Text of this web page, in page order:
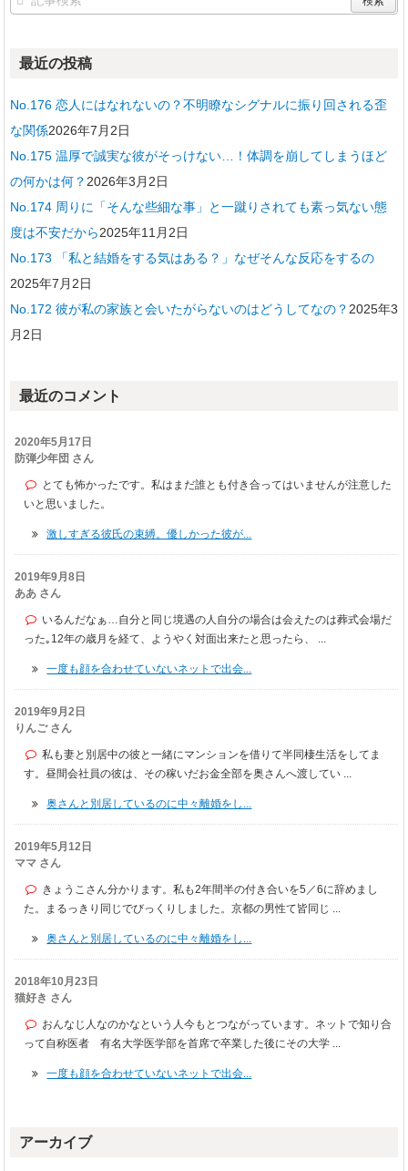
最近の投稿
No.176 恋人にはなれないの？不明瞭なシグナルに振り回される歪
な関係2026年7月2日
No.175 温厚で誠実な彼がそっけない…！体調を崩してしまうほど
の何かは何？ 2026年3月2日
No.174 周りに「そんな些細な事」と一蹴りされても素っ気ない態
度は不安だから2025年11月2日
No.173 「私と結婚をする気はある？」なぜそんな反応をするの
2025年7月2日
No.172 彼が私の家族と会いたがらないのはどうしてなの？ 2025年3
月2日
最近のコメント
2020年5月17日
防弾少年団 さん
とても怖かったです。私はまだ誰とも付き合ってはいませんが注意した
いと思いました。
激しすぎる彼氏の束縛。優しかった彼が...
2019年9月8日
ああ さん
いるんだなぁ…自分と同じ境遇の人自分の場合は会えたのは葬式会場だ
った｡12年の歳月を経て、ようやく対面出来たと思ったら、 ...
一度も顔を合わせていないネットで出会...
2019年9月2日
りんご さん
私も妻と別居中の彼と一緒にマンションを借りて半同棲生活をしてま
す。昼間会社員の彼は、その稼いだお金全部を奥さんへ渡してい ...
奥さんと別居しているのに中々離婚をし...
2019年5月12日
ママ さん
きょうこさん分かります。私も2年間半の付き合いを5／6に辞めまし
た。まるっきり同じでびっくりしました。京都の男性て皆同じ ...
奥さんと別居しているのに中々離婚をし...
2018年10月23日
猫好き さん
おんなじ人なのかなという人今もとつながっています。ネットで知り合
って自称医者 有名大学医学部を首席で卒業した後にその大学 ...
一度も顔を合わせていないネットで出会...
アーカイブ